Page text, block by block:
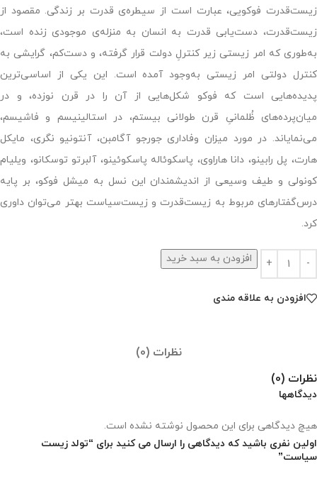
زیست‌قدرت فوکویی، عبارت است از سیطره‌ی قدرت بر زندگی. مقصود از
زیست‌قدرت، دست‌یابی قدرت به انسان به منزله‌ی موجودی زنده است،
به‌طوری که امر زیستی زیر کنترلِ دولت قرار گرفته، و دست‌کم، گرایشی به
کنترل دولتی امر زیستی به‌وجود آمده است. این یکی از اساسی‌ترین
پدیده‌هایی است که فوکو شکل‌هایی از آن را در قرن نوزده، و در
میان‌پرده‌های ظُلمانیِ قرن طولانی بیستم، در استالینیسم و فاشیسم،
می‌نمایاند. در مورد میزان وفاداری جورجو آگامبن، آنتونیو نگری، مایکل
هارت، پل رابینو، دانا هاراوی، پاسکوئاله پاسکوئینو، آلبرتو توسکانو، ویلیام
کونولی و طیف وسیعی از اندیشمندان این نسل به میشل فوکو، بر پایه
درس‌گفتارهای مربوط به زیست‌قدرت و زیست‌سیاست بهتر می‌توان داوری
کرد.
افزودن به سبد خرید
افزودن به علاقه مندی
نظرات (0)
نظرات (0)
دیدگاهها
هیچ دیدگاهی برای این محصول نوشته نشده است.
اولین نفری باشید که دیدگاهی را ارسال می کنید برای “تولد زیست
سیاست”